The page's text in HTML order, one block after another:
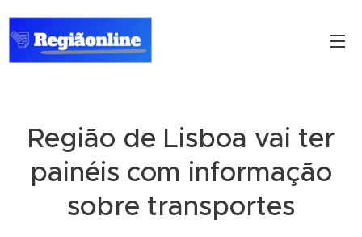
Região de Lisboa vai ter
painéis com informação
sobre transportes